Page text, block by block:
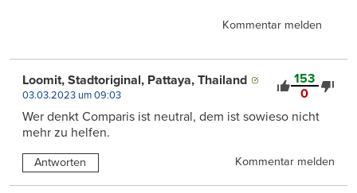
Kommentar melden
153
0
Loomit, Stadtoriginal, Pattaya, Thailand
03.03.2023 um 09:03
Wer denkt Comparis ist neutral, dem ist sowieso nicht
mehr zu helfen.
Antworten Kommentar melden